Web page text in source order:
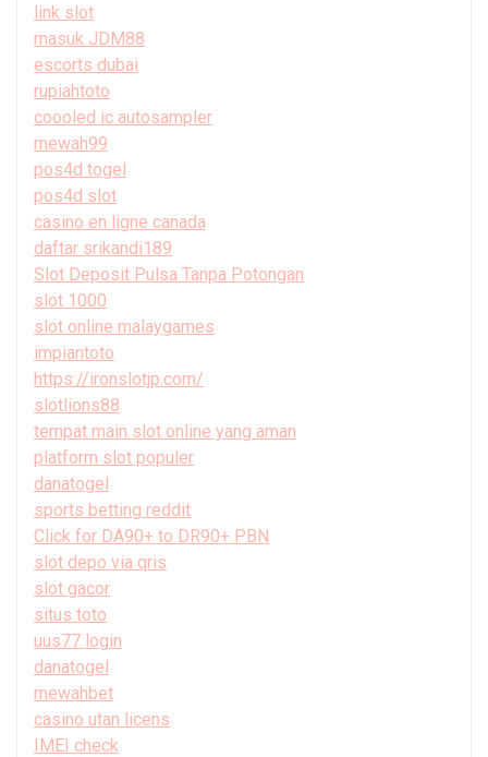
link slot
masuk JDM88
escorts dubai
rupiahtoto
coooled ic autosampler
mewah99
pos4d togel
pos4d slot
casino en ligne canada
daftar srikandi189
Slot Deposit Pulsa Tanpa Potongan
slot 1000
slot online malaygames
impiantoto
https://ironslotjp.com/
slotlions88
tempat main slot online yang aman
platform slot populer
danatogel
sports betting reddit
Click for DA90+ to DR90+ PBN
slot depo via qris
slot gacor
situs toto
uus77 login
danatogel
mewahbet
casino utan licens
IMEI check